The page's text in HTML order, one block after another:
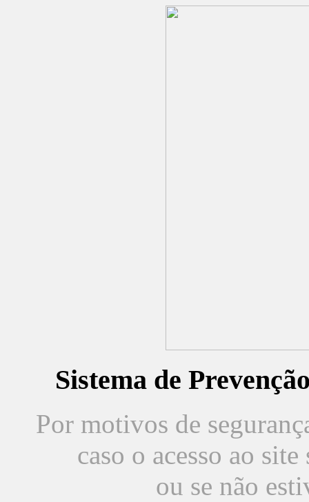
Sistema de
Por motivos de
caso o acesso ao
ou se não